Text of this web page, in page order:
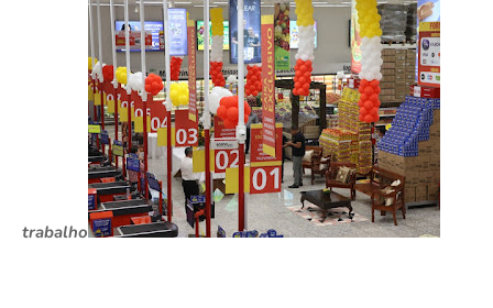
trabalho